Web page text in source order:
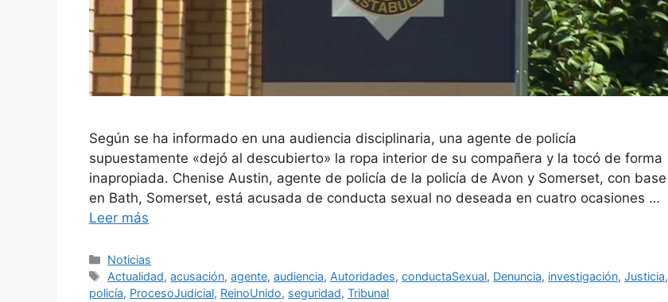
Según se ha informado en una audiencia disciplinaria, una agente de policía
supuestamente «dejó al descubierto» la ropa interior de su compañera y la tocó de forma
inapropiada. Chenise Austin, agente de policía de la policía de Avon y Somerset, con base
en Bath, Somerset, está acusada de conducta sexual no deseada en cuatro ocasiones …
Leer más
Categorías
Noticias
Etiquetas
Actualidad,acusación,agente,audiencia, Autoridades,conductaSexual, Denuncia, investigación,Justicia,
policía, ProcesoJudicial, ReinoUnido, seguridad, Tribunal